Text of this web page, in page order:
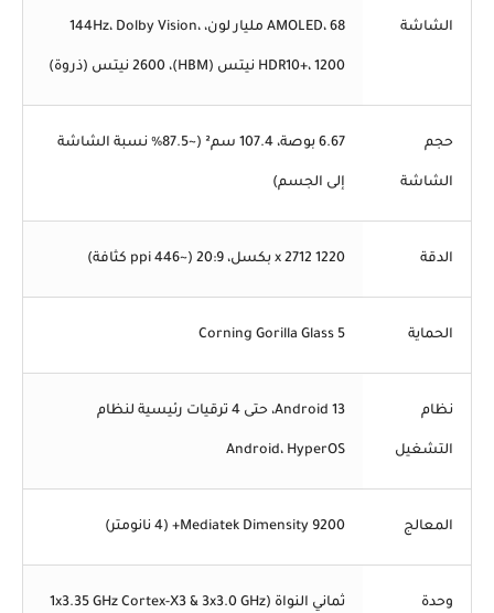
الشاشة AMOLED، 68 مليار لون، 144Hz، Dolby Vision،
HDR10+، 1200 نيتس (HBM)، 2600 نيتس (ذروة)
حجم
الشاشة
6.67 بوصة، 107.4 سم² (~87.5% نسبة الشاشة
إلى الجسم)
الدقة 1220 x 2712 بكسل، 20:9 (~446 ppi كثافة)
الحماية Corning Gorilla Glass 5
نظام
التشغيل
Android 13، حتى 4 ترقيات رئيسية لنظام
Android، HyperOS
المعالج Mediatek Dimensity 9200+ (4 نانومتر)
وحدة ثماني النواة (1x3.35 GHz Cortex-X3 & 3x3.0 GHz